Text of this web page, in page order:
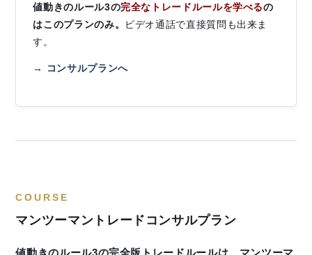
値動きのルール3の完全なトレードルールを学べるの
はこのプランのみ。
ビデオ通話で直接質問も出来ま
す。
→ コンサルプランへ
COURSE
マンツーマントレードコンサルプラン
値動きのルール3の完全版トレードルールは、マンツーマ